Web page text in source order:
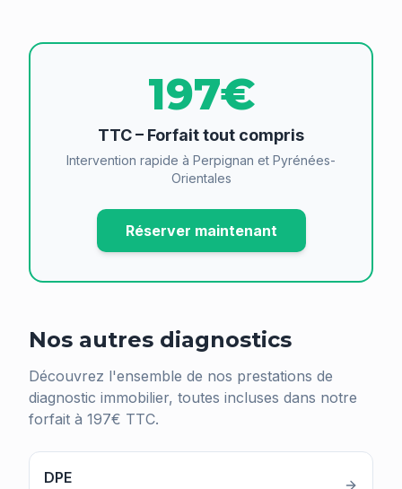
197€
TTC – Forfait tout compris
Intervention rapide à Perpignan et Pyrénées-
Orientales
Réserver maintenant
Nos autres diagnostics
Découvrez l'ensemble de nos prestations de
diagnostic immobilier, toutes incluses dans notre
forfait à 197€ TTC.
DPE